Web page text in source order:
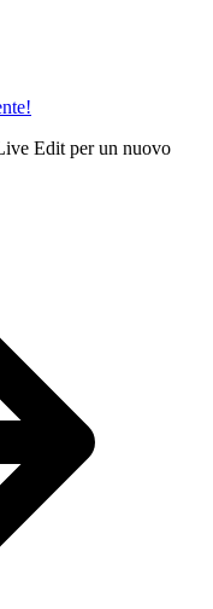
Edit per un nuovo